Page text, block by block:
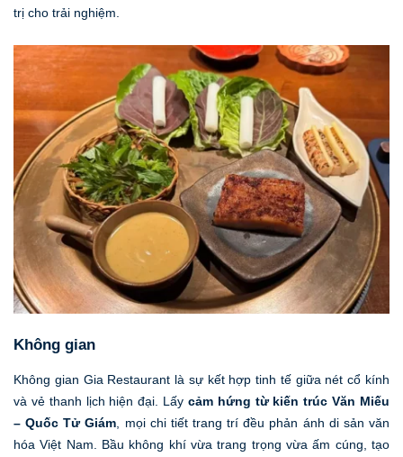
trị cho trải nghiệm.
Không gian
Không gian Gia Restaurant là sự kết hợp tinh tế giữa nét cổ kính
và vẻ thanh lịch hiện đại. Lấy cảm hứng từ kiến trúc Văn Miếu
– Quốc Tử Giám , mọi chi tiết trang trí đều phản ánh di sản văn
hóa Việt Nam. Bầu không khí vừa trang trọng vừa ấm cúng, tạo